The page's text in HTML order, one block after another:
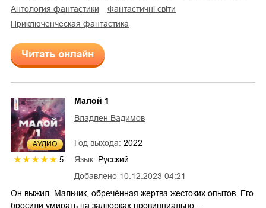
антология фантастики
фантастичні світи
приключенческая фантастика
Читать онлайн
AУДИО
5
Добавлено 10.12.2023 04:21
Малой 1
Владлен Вадимов
Год выхода: 2022
Язык: Русский
Он выжил. Мальчик, обречённая жертва жестоких опытов. Его
бросили умирать на задворках провинциально…